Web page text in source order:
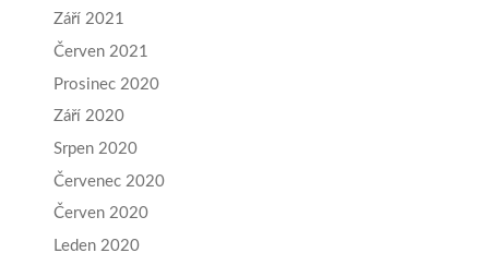
Září 2021
Červen 2021
Prosinec 2020
Září 2020
Srpen 2020
Červenec 2020
Červen 2020
Leden 2020